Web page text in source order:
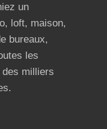
un
loft, maison,
bureaux,
les
des milliers